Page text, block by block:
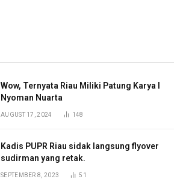
Wow, Ternyata Riau Miliki Patung Karya I
Nyoman Nuarta
AUGUST 17, 2024 148
Kadis PUPR Riau sidak langsung flyover
sudirman yang retak.
SEPTEMBER 8, 2023 51